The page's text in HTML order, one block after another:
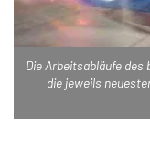
Die Arbeitsabläufe
die jeweils